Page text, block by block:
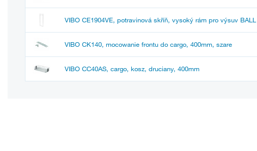
VIBO CE1904VE, potravinová skříň, vysoký rám pro výsuv BALL
VIBO CK140, mocowanie frontu do cargo, 400mm, szare
VIBO CC40AS, cargo, kosz, druciany, 400mm